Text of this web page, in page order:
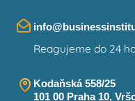
Reagujeme do 24
Kodaňská 558/25
101 00 Praha 10,